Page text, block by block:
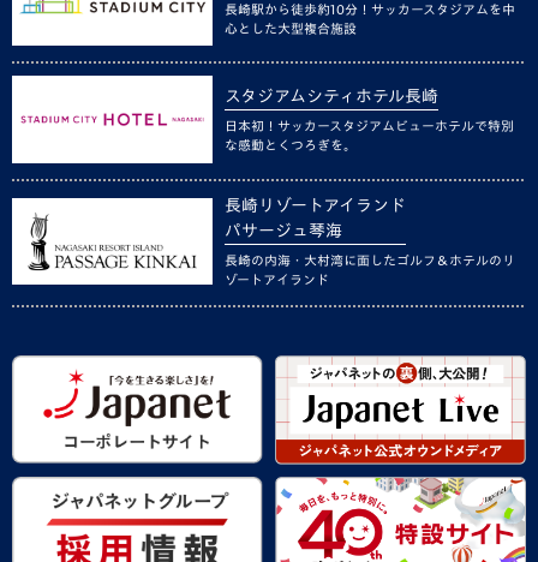
長崎駅から徒歩約10分！サッカースタジアムを中
心とした大型複合施設
スタジアムシティホテル長崎
日本初！サッカースタジアムビューホテルで特別
な感動とくつろぎを。
長崎リゾートアイランド
パサージュ琴海
長崎の内海・大村湾に面したゴルフ＆ホテルのリ
ゾートアイランド